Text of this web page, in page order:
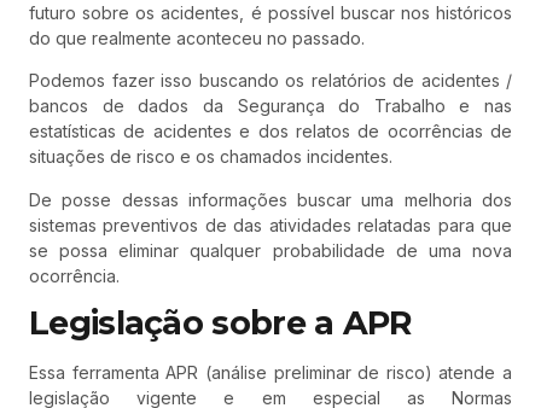
futuro sobre os acidentes, é possível buscar nos históricos
do que realmente aconteceu no passado.
Podemos fazer isso buscando os relatórios de acidentes /
bancos de dados da Segurança do Trabalho e nas
estatísticas de acidentes e dos relatos de ocorrências de
situações de risco e os chamados incidentes.
De posse dessas informações buscar uma melhoria dos
sistemas preventivos de das atividades relatadas para que
se possa eliminar qualquer probabilidade de uma nova
ocorrência.
Legislação sobre a APR
Essa ferramenta APR (análise preliminar de risco) atende a
legislação vigente e em especial as Normas